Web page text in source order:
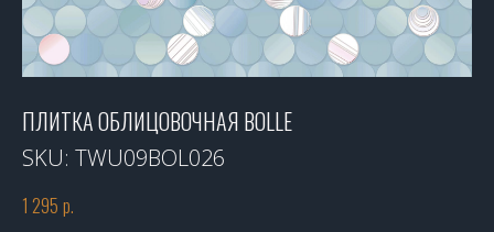
ПЛИТКА ОБЛИЦОВОЧНАЯ BOLLE
SKU: TWU09BOL026
1 295 р.